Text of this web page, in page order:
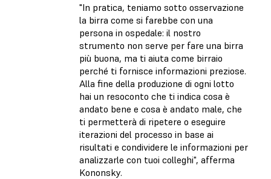
"In pratica, teniamo sotto osservazione
la birra come si farebbe con una
persona in ospedale: il nostro
strumento non serve per fare una birra
più buona, ma ti aiuta come birraio
perché ti fornisce informazioni preziose.
Alla fine della produzione di ogni lotto
hai un resoconto che ti indica cosa è
andato bene e cosa è andato male, che
ti permetterà di ripetere o eseguire
iterazioni del processo in base ai
risultati e condividere le informazioni per
analizzarle con tuoi colleghi", afferma
Kononsky.